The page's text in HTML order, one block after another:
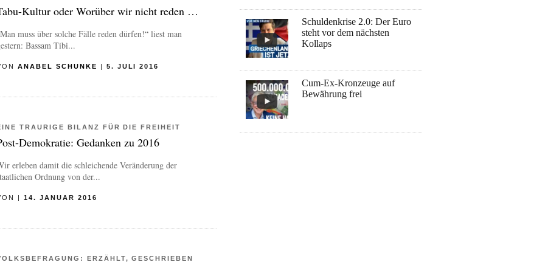
Kultur oder Worüber wir nicht reden …
muss über solche Fälle reden dürfen!“ liest man
Bassam Tibi...
ANABEL SCHUNKE | 5. JULI 2016
TRAURIGE BILANZ FÜR DIE FREIHEIT
Demokratie: Gedanken zu 2016
erleben damit die schleichende Veränderung der
Ordnung von der...
| 14. JANUAR 2016
ERZÄHLT, GESCHRIEBEN
Schuldenkrise 2.0: Der Euro
steht vor dem nächsten
Kollaps
Cum-Ex-Kronzeuge auf
Bewährung frei